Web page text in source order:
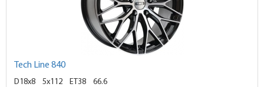
Tech Line 840
D18x8 5x112 ET38
66.6